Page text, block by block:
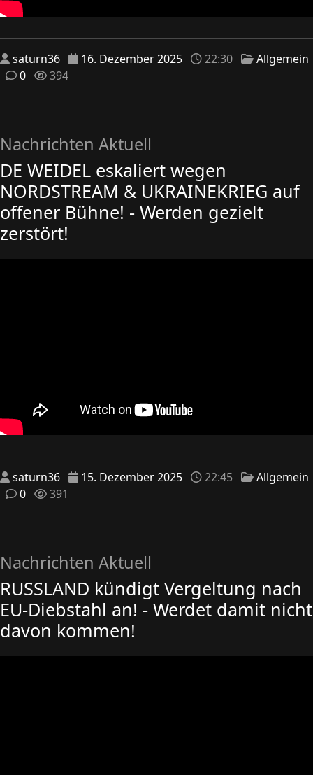
saturn36 16. Dezember 2025 22:30
Allgemein
0
394
Nachrichten Aktuell
DE WEIDEL eskaliert wegen
NORDSTREAM & UKRAINEKRIEG auf
offener Bühne! - Werden gezielt
zerstört!
saturn36 15. Dezember 2025 22:45
Allgemein
0
391
Nachrichten Aktuell
RUSSLAND kündigt Vergeltung nach
EU-Diebstahl an! - Werdet damit nicht
davon kommen!